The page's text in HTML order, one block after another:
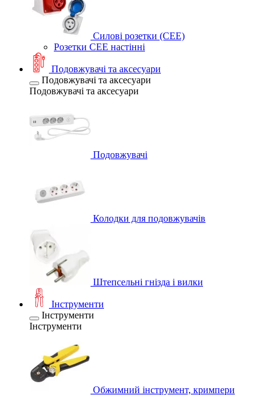
Силові розетки (CEE)
Розетки CEE настінні
Подовжувачі та аксесуари
Подовжувачі та аксесуари
Подовжувачі та аксесуари
Подовжувачі
Колодки для подовжувачів
Штепсельні гнізда і вилки
Інструменти
Інструменти
Інструменти
Обжимний інструмент, кримпери